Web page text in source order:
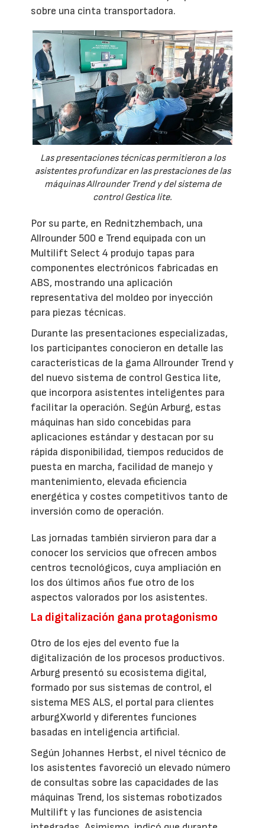
sobre una cinta transportadora.
Las presentaciones técnicas permitieron a los
asistentes profundizar en las prestaciones de las
máquinas Allrounder Trend y del sistema de
control Gestica lite.
Por su parte, en Rednitzhembach, una
Allrounder 500 e Trend equipada con un
Multilift Select 4 produjo tapas para
componentes electrónicos fabricadas en
ABS, mostrando una aplicación
representativa del moldeo por inyección
para piezas técnicas.
Durante las presentaciones especializadas,
los participantes conocieron en detalle las
características de la gama Allrounder Trend y
del nuevo sistema de control Gestica lite,
que incorpora asistentes inteligentes para
facilitar la operación. Según Arburg, estas
máquinas han sido concebidas para
aplicaciones estándar y destacan por su
rápida disponibilidad, tiempos reducidos de
puesta en marcha, facilidad de manejo y
mantenimiento, elevada eficiencia
energética y costes competitivos tanto de
inversión como de operación.
Las jornadas también sirvieron para dar a
conocer los servicios que ofrecen ambos
centros tecnológicos, cuya ampliación en
los dos últimos años fue otro de los
aspectos valorados por los asistentes.
La digitalización gana protagonismo
Otro de los ejes del evento fue la
digitalización de los procesos productivos.
Arburg presentó su ecosistema digital,
formado por sus sistemas de control, el
sistema MES ALS, el portal para clientes
arburgXworld y diferentes funciones
basadas en inteligencia artificial.
Según Johannes Herbst, el nivel técnico de
los asistentes favoreció un elevado número
de consultas sobre las capacidades de las
máquinas Trend, los sistemas robotizados
Multilift y las funciones de asistencia